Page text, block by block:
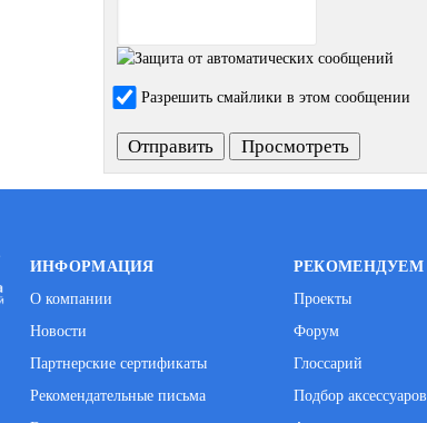
Разрешить смайлики в этом сообщении
ИНФОРМАЦИЯ
О компании
Новости
Партнерские сертификаты
Рекомендательные письма
РЕКОМЕНДУЕМ
Проекты
Форум
Глоссарий
Подбор аксессуаров